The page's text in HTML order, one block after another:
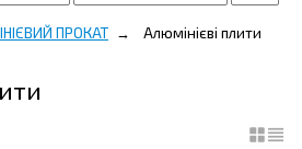
ПРОКАТ Алюмінієві плити